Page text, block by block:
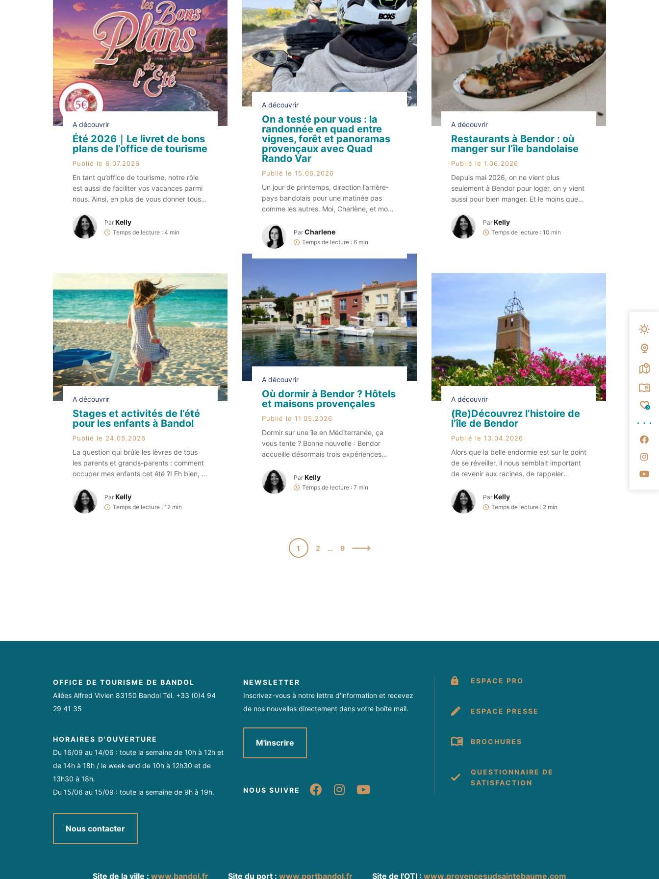
0
A découvrir
Été 2026｜Le livret de bons
plans de l’office de tourisme
Publié le 6.07.2026
En tant qu’office de tourisme, notre rôle
est aussi de faciliter vos vacances parmi
nous. Ainsi, en plus de vous donner tous
idyllique à Bandol, nous formons
également chaque année des
Par Kelly
Temps de lecture : 4 min
A découvrir
On a testé pour vous : la
randonnée en quad entre
vignes, forêt et panoramas
provençaux avec Quad
Rando Var
Publié le 15.06.2026
Un jour de printemps, direction l’arrière-
pays bandolais pour une matinée pas
comme les autres. Moi, Charlène, et mon
en quad proposée par Quad Rando Var…
Et autant vous dire qu’on est revenus
Par Charlene
Temps de lecture : 6 min
A découvrir
Restaurants à Bendor : où
manger sur l’île bandolaise
Publié le 1.06.2026
Depuis mai 2026, on ne vient plus
seulement à Bendor pour loger, on y vient
aussi pour bien manger. Et le moins que
faire. Oui, car depuis la renaissance de
l’île portée par Zannier Hotels, plusieurs
Par Kelly
Temps de lecture : 10 min
A découvrir
Stages et activités de l’été
pour les enfants à Bandol
Publié le 24.05.2026
La question qui brûle les lèvres de tous
les parents et grands-parents : comment
occuper mes enfants cet été ?! Eh bien, il
exhaustive d’activités à Bandol pour
combler les journées un peu trop vides de
Par Kelly
Temps de lecture : 12 min
A découvrir
Où dormir à Bendor ? Hôtels
et maisons provençales
Publié le 11.05.2026
Dormir sur une île en Méditerranée, ça
vous tente ? Bonne nouvelle : Bendor
accueille désormais trois expériences
Hotels. Le Delos, le Soukana et les
maisons Madrague réinventent le séjour
Par Kelly
Temps de lecture : 7 min
A découvrir
(Re)Découvrez l’histoire de
l’île de Bendor
Publié le 13.04.2026
Alors que la belle endormie est sur le point
de se réveiller, il nous semblait important
de revenir aux racines, de rappeler
que notre historien, Jean-Marie Scheinder
pour vous la conter ? Installez-vous
Par Kelly
Temps de lecture : 2 min
1 2 … 9
OFFICE DE TOURISME DE BANDOL
Allées Alfred Vivien 83150 Bandol Tél. +33 (0)4 94
29 41 35
HORAIRES D'OUVERTURE
Du 16/09 au 14/06 : toute la semaine de 10h à 12h et
de 14h à 18h / le week-end de 10h à 12h30 et de
13h30 à 18h.
Du 15/06 au 15/09 : toute la semaine de 9h à 19h.
Nous contacter
NEWSLETTER
Inscrivez-vous à notre lettre d'information et recevez
de nos nouvelles directement dans votre boîte mail.
M'inscrire
NOUS SUIVRE Suivez-nous sur Facebook
Suivez-nous sur Instagram
Suivez-nous sur Youtube
ESPACE PRO
ESPACE PRESSE
BROCHURES
QUESTIONNAIRE DE
SATISFACTION
Site de la ville : www.bandol.fr Site du port : www.portbandol.fr Site de l'OTI : www.provencesudsaintebaume.com